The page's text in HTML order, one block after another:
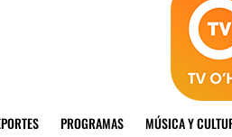
PROGRAMAS MÚSICA Y